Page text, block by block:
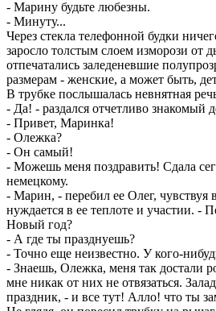
- Марину будьте любезны.
- Минуту...
Через стекла телефонной будки
заросло толстым слоем изморози от
отпечатались заледеневшие
размерам - женские, а может быть,
В трубке послышалась невнятная
- Да! - раздался отчетливо знакомый
- Привет, Маринка!
- Олежка?
- Он самый!
- Можешь меня поздравить! Сдала
немецкому.
- Марин, - перебил ее Олег, чувствуя
нуждается в ее теплоте и участии. -
Новый год?
- А где ты празднуешь?
- Точно еще неизвестно. У кого-
- Знаешь, Олежка, меня так достали
мне никак от них не отвязаться.
праздник, - и все тут! Алло! что ты